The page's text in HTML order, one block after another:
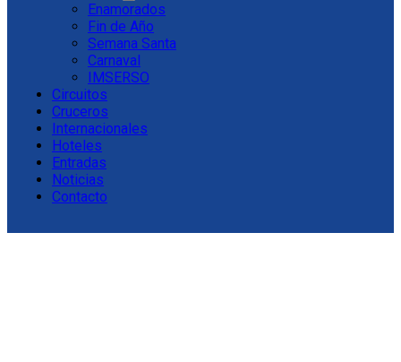
Enamorados
Fin de Año
Semana Santa
Carnaval
IMSERSO
Circuitos
Cruceros
Internacionales
Hoteles
Entradas
Noticias
Contacto